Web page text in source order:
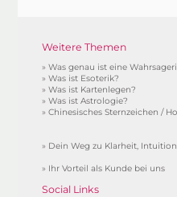
Weitere Themen
»Was genau ist eine
»Was ist Esoterik?
»Was ist Kartenlegen?
»Was ist Astrologie?
»Chinesisches Sternzeichen /
» Dein Weg zu Klarheit,
» Ihr Vorteil als Kunde bei uns
Social Links